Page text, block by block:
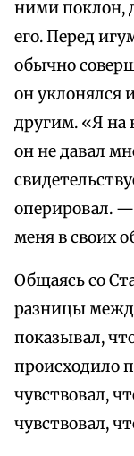
ними поклон,
его. Перед
обычно
он уклонялся
другим. «Я на
он не давал
оперировал. —
меня в своих
Общаясь со
разницы
показывал,
происходило
чувствовал,
чувствовал,